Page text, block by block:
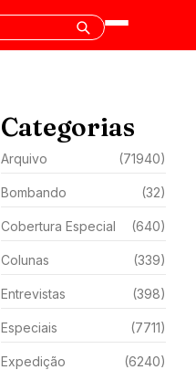
Categorias
Arquivo (71940)
Bombando (32)
Cobertura Especial (640)
Colunas (339)
Entrevistas (398)
Especiais (7711)
Expedição (6240)